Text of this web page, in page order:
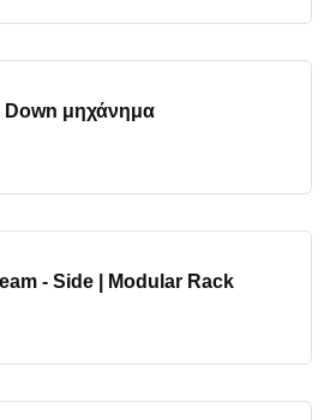
Down μηχάνημα
- Side | Modular Rack